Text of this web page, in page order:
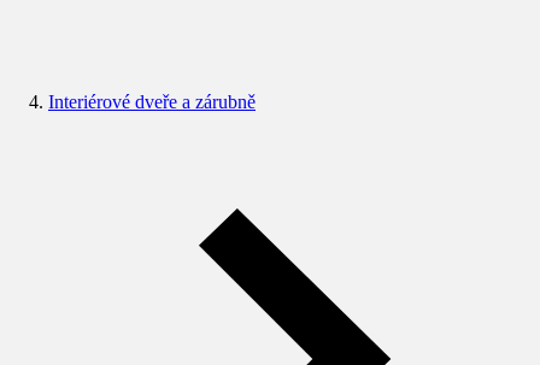
Interiérové dveře a zárubně